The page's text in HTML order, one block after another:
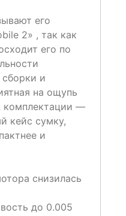
его
2» , так как
его по
и
на ощупь
комплектации —
кейс сумку,
и
снизилась
до 0.005